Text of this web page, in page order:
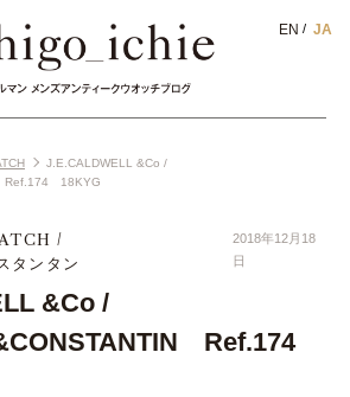
J.E.CALDWELL &Co /
Ref.174 18KYG
タンタン
2018年12月18
日
&Co /
Ref.174
EN JA